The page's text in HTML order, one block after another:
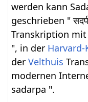
werden kann
geschrieben "
Transkription
", in der Harvard-
derVelthuis
modernen
sadarpa ".